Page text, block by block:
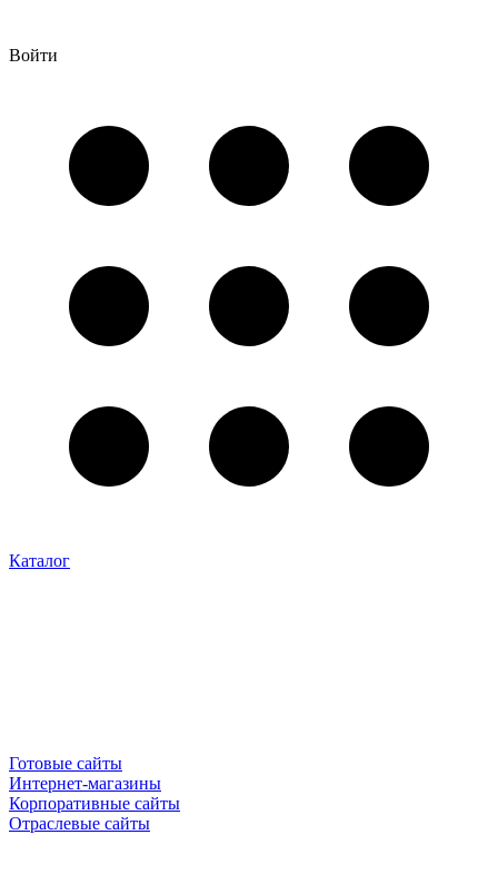
Войти
Каталог
Готовые сайты
Интернет-магазины
Корпоративные сайты
Отраслевые сайты